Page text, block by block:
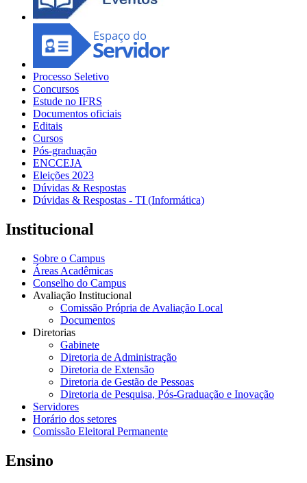
Processo Seletivo
Concursos
Estude no IFRS
Documentos oficiais
Editais
Cursos
Pós-graduação
ENCCEJA
Eleições 2023
Dúvidas & Respostas
Dúvidas & Respostas - TI (Informática)
Institucional
Sobre o Campus
Áreas Acadêmicas
Conselho do Campus
Avaliação Institucional
Comissão Própria de Avaliação Local
Documentos
Diretorias
Gabinete
Diretoria de Administração
Diretoria de Extensão
Diretoria de Gestão de Pessoas
Diretoria de Pesquisa, Pós-Graduação e Inovação
Servidores
Horário dos setores
Comissão Eleitoral Permanente
Ensino